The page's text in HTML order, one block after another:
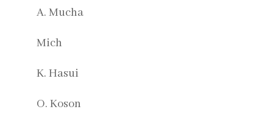
A. Mucha
Mich
K. Hasui
O. Koson